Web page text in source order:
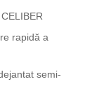
rapidă a
semi-